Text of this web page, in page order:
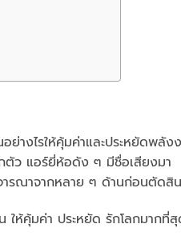
ย่างไรให้คุ้มค่าและประหยัดพลัง
ตัว แอร์ยี่ห้อดัง ๆ มีชื่อเสียงมา
ารณาจากหลาย ๆ ด้านก่อนตัดสิ
ให้คุ้มค่า ประหยัด รักโลกมากที่